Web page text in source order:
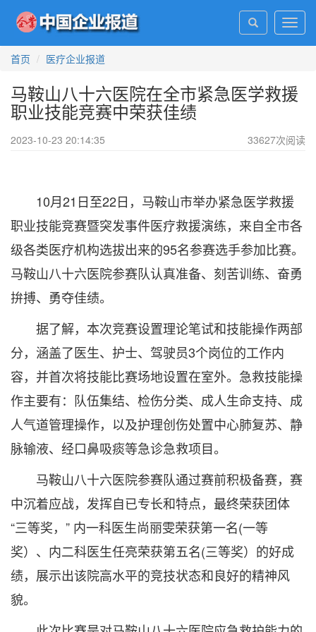
首页
医疗企业报道
马鞍山八十六医院在全市紧急医学救援
职业技能竞赛中荣获佳绩
2023-10-23 20:14:35 33627次阅读
10月21日至22日，马鞍山市举办紧急医学救援
职业技能竞赛暨突发事件医疗救援演练，来自全市各
级各类医疗机构选拔出来的95名参赛选手参加比赛。
马鞍山八十六医院参赛队认真准备、刻苦训练、奋勇
拚搏、勇夺佳绩。
据了解，本次竞赛设置理论笔试和技能操作两部
分，涵盖了医生、护士、驾驶员3个岗位的工作内
容，并首次将技能比赛场地设置在室外。急救技能操
作主要有：队伍集结、检伤分类、成人生命支持、成
人气道管理操作，以及护理创伤处置中心肺复苏、静
脉输液、经口鼻吸痰等急诊急救项目。
马鞍山八十六医院参赛队通过赛前积极备赛，赛
中沉着应战，发挥自已专长和特点，最终荣获团体
“三等奖，” 内一科医生尚丽雯荣获第一名(一等
奖）、内二科医生任亮荣获第五名(三等奖）的好成
绩，展示出该院高水平的竞技状态和良好的精神风
貌。